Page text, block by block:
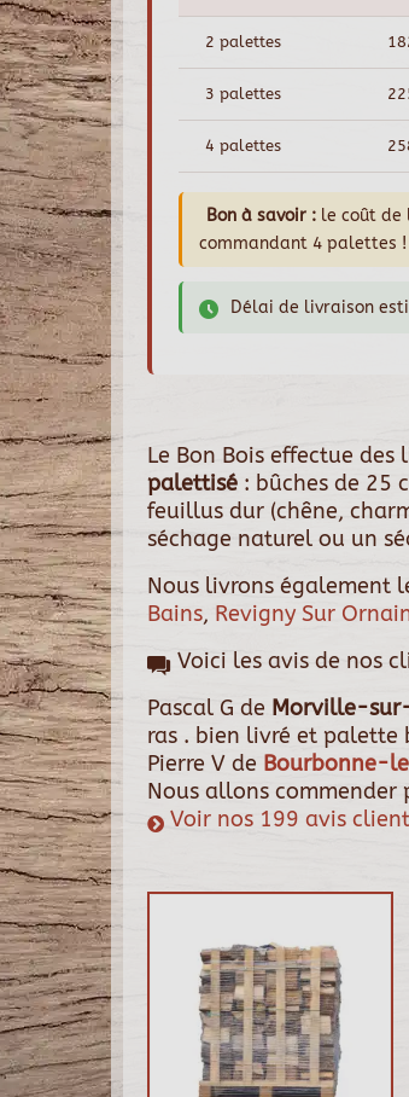
2 palettes
3 palettes
4 palettes
Bon à savoir : le coût de
commandant 4 palettes !
Délai de livraison
Le Bon Bois effectue
palettisé : bûches de 25
feuillus dur (chêne,
séchage naturel ou un
Nous livrons également
Bains, Revigny Sur
Voici les avis de nos
Pascal G de Morville-
ras . bien livré et palette
Pierre V de Bourbonne-
Nous allons commender
Voir nos 199 avis